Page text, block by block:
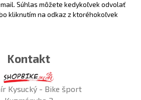
Súhlas môžete kedykoľvek odvolať
kliknutím na odkaz z ktoréhokoľvek
Kontakt
Kysucký - Bike šport